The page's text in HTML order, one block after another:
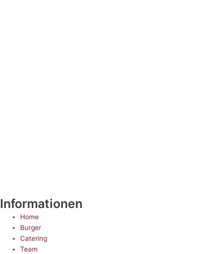
Informationen
Home
Burger
Catering
Team